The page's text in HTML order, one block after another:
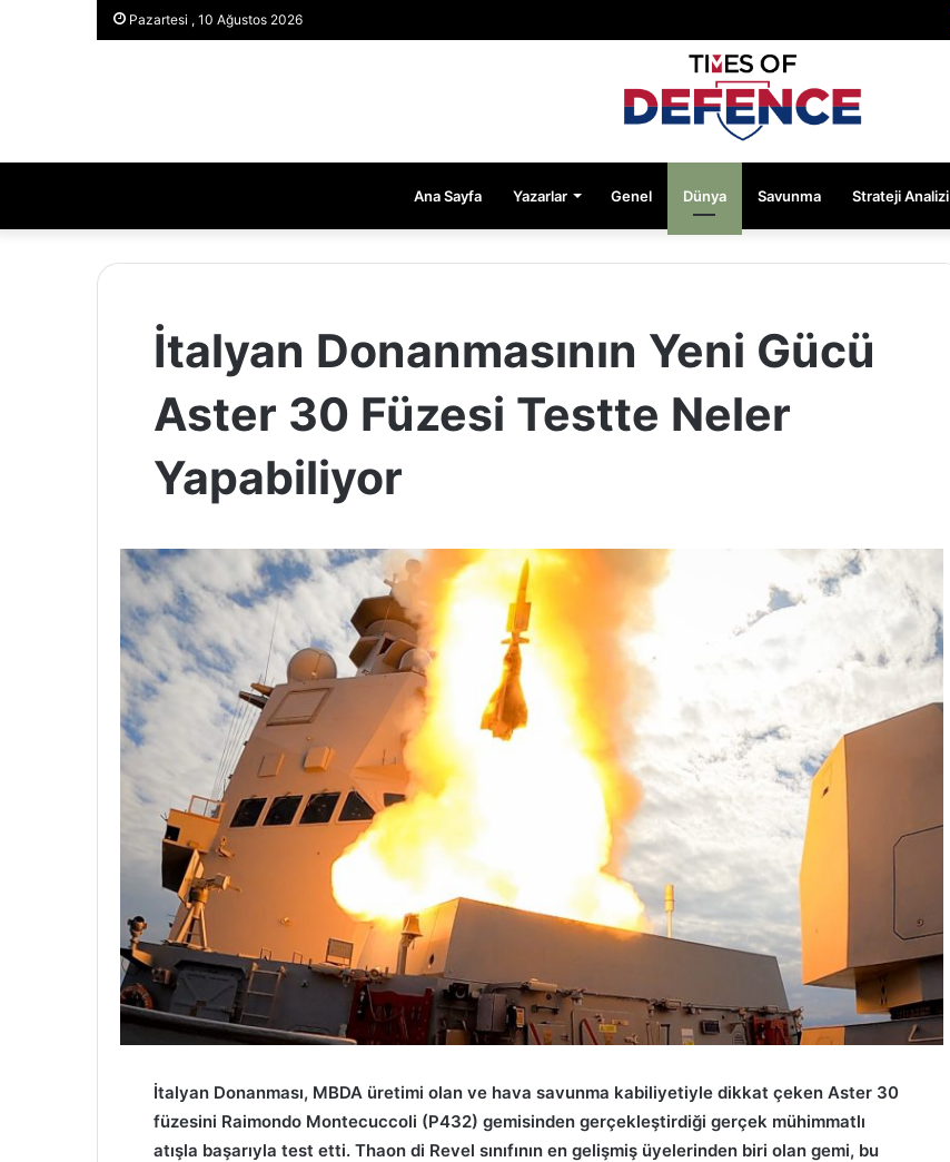
Pazartesi , 10 Ağustos 2026
Ana Sayfa Yazarlar Genel Dünya Savunma Strateji Analizi
İtalyan Donanmasının Yeni Gücü
Aster 30 Füzesi Testte Neler
Yapabiliyor
İtalyan Donanması, MBDA üretimi olan ve hava savunma kabiliyetiyle dikkat çeken Aster 30
füzesini Raimondo Montecuccoli (P432) gemisinden gerçekleştirdiği gerçek mühimmatlı
atışla başarıyla test etti. Thaon di Revel sınıfının en gelişmiş üyelerinden biri olan gemi, bu